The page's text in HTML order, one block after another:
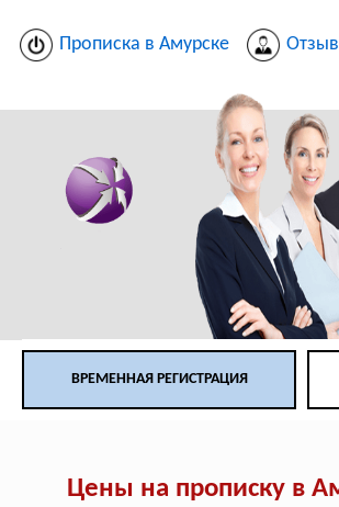
Прописка в Амурске
ВРЕМЕННАЯ РЕГИСТРАЦИЯ
Цены на прописку в